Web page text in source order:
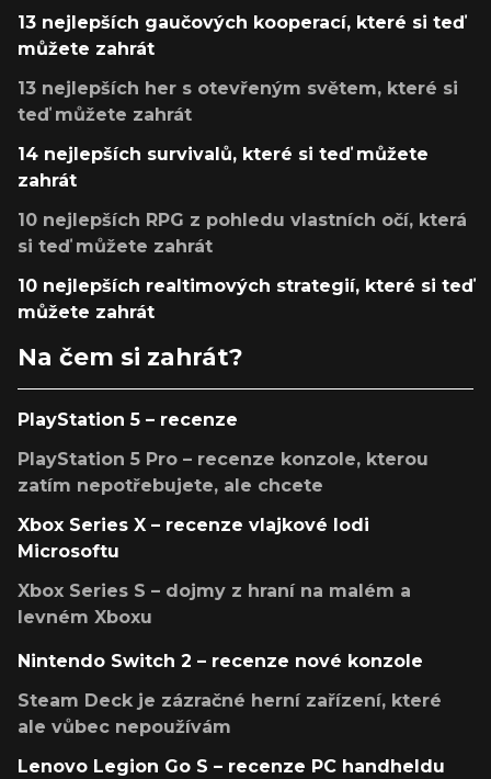
13 nejlepších gaučových kooperací, které si teď
můžete zahrát
13 nejlepších her s otevřeným světem, které si
teď můžete zahrát
14 nejlepších survivalů, které si teď můžete
zahrát
10 nejlepších RPG z pohledu vlastních očí, která
si teď můžete zahrát
10 nejlepších realtimových strategií, které si teď
můžete zahrát
Na čem si zahrát?
PlayStation 5 – recenze
PlayStation 5 Pro – recenze konzole, kterou
zatím nepotřebujete, ale chcete
Xbox Series X – recenze vlajkové lodi
Microsoftu
Xbox Series S – dojmy z hraní na malém a
levném Xboxu
Nintendo Switch 2 – recenze nové konzole
Steam Deck je zázračné herní zařízení, které
ale vůbec nepoužívám
Lenovo Legion Go S – recenze PC handheldu